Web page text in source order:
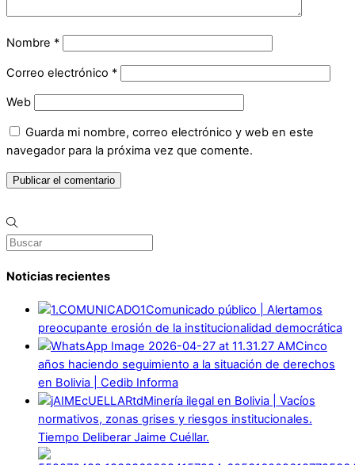
Nombre *
Correo electrónico *
Web
Guarda mi nombre, correo electrónico y web en este
navegador para la próxima vez que comente.
Noticias recientes
Comunicado público | Alertamos
preocupante erosión de la institucionalidad democrática
Cinco
años haciendo seguimiento a la situación de derechos
en Bolivia | Cedib Informa
Minería ilegal en Bolivia | Vacíos
normativos, zonas grises y riesgos institucionales.
Tiempo Deliberar Jaime Cuéllar.